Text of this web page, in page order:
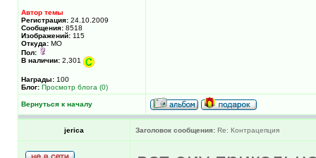
Автор темы
Регистрация: 24.10.2009
Сообщения: 8518
Изображений: 115
Откуда: МО
Пол:
В наличии: 2,301
Награды: 100
Блог: Просмотр блога (0)
Вернуться к началу
jerica Заголовок сообщения: Re: Контрацепция